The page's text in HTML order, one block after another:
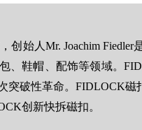
始人Mr. Joachim
、鞋帽、配饰等领域。
突破性革命。FIDLOCK
创新快拆磁扣。